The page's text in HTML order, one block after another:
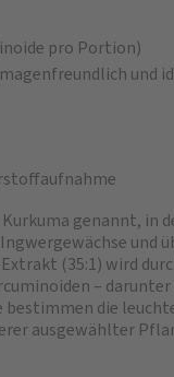
pro Portion)
und
Kurkuma genannt,
und
(35:1) wird
–
die
ausgewählter